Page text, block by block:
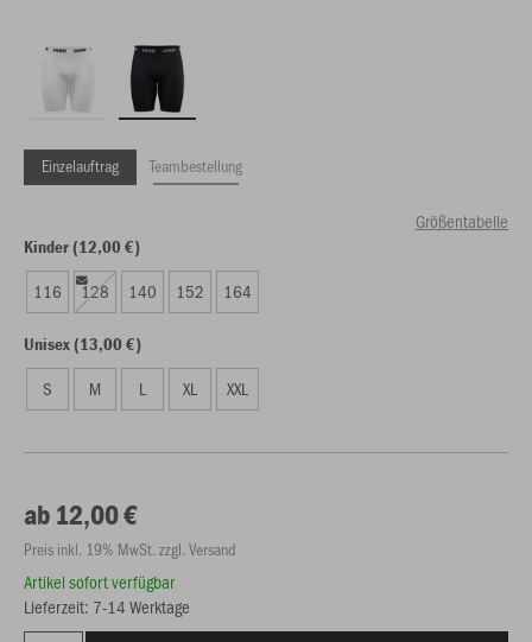
Einzelauftrag Teambestellung
Größentabelle
Kinder (12,00 €)
116 128 140 152 164
Unisex (13,00 €)
S M L XL XXL
ab 12,00 €
Preis inkl. 19% MwSt. zzgl. Versand
Artikel sofort verfügbar
Lieferzeit: 7-14 Werktage